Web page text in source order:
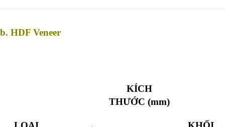
b. HDF Veneer
KÍCH
THƯỚC (mm)